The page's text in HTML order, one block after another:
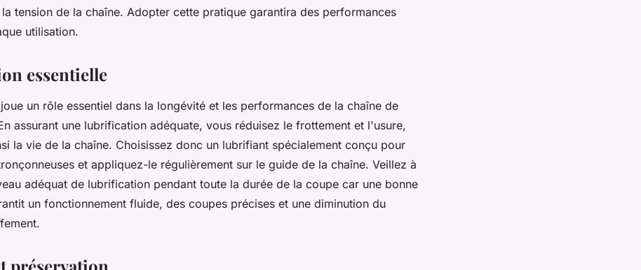
tension de la chaîne. Adopter cette pratique garantira des performances
utilisation.
essentielle
un rôle essentiel dans la longévité et les performances de la chaîne de
assurant une lubrification adéquate, vous réduisez le frottement et l'usure,
la vie de la chaîne. Choisissez donc un lubrifiant spécialement conçu pour
et appliquez-le régulièrement sur le guide de la chaîne. Veillez à
adéquat de lubrification pendant toute la durée de la coupe car une bonne
un fonctionnement fluide, des coupes précises et une diminution du
préservation